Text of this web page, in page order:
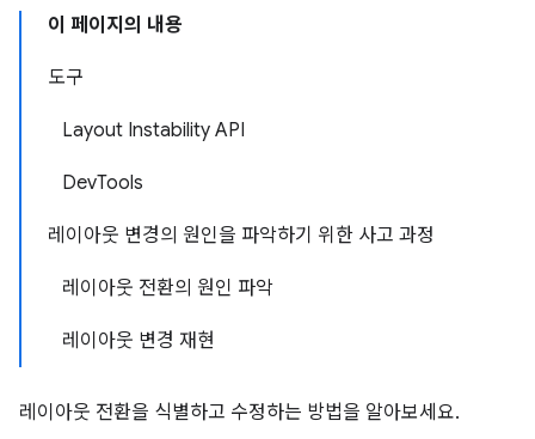
이 페이지의 내용
도구
Layout Instability API
DevTools
레이아웃 변경의 원인을 파악하기 위한 사고 과정
레이아웃 전환의 원인 파악
레이아웃 변경 재현
레이아웃 전환을 식별하고 수정하는 방법을 알아보세요.